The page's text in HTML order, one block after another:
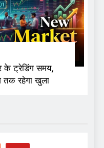
के ट्रेडिंग समय,
रहेगा खुला